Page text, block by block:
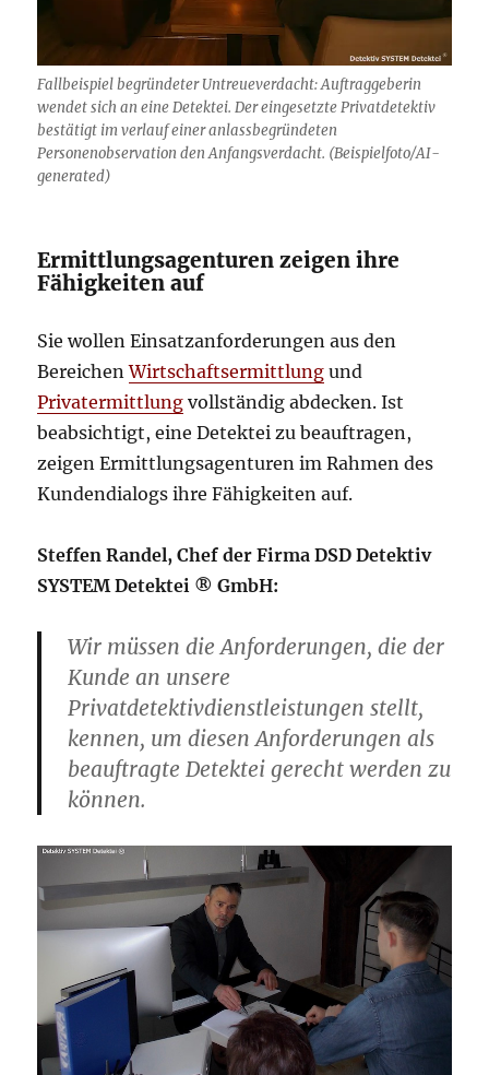
Fallbeispiel begründeter Untreueverdacht: Auftraggeberin
wendet sich an eine Detektei. Der eingesetzte Privatdetektiv
bestätigt im verlauf einer anlassbegründeten
Personenobservation den Anfangsverdacht. (Beispielfoto/AI-
generated)
Ermittlungsagenturen zeigen ihre
Fähigkeiten auf
Sie wollen Einsatzanforderungen aus den
BereichenWirtschaftsermittlung und
Privatermittlung vollständig abdecken. Ist
beabsichtigt, eine Detektei zu beauftragen,
zeigen Ermittlungsagenturen im Rahmen des
Kundendialogs ihre Fähigkeiten auf.
Steffen Randel, Chef der Firma DSD Detektiv
SYSTEM Detektei ® GmbH:
Wir müssen die Anforderungen, die der
Kunde an unsere
Privatdetektivdienstleistungen stellt,
kennen, um diesen Anforderungen als
beauftragte Detektei gerecht werden zu
können.